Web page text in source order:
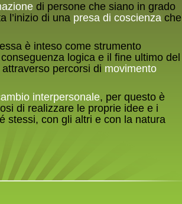
di persone che siano in grado
l’inizio di una presa di coscienza che
è inteso come strumento
logica e il fine ultimo del
percorsi di movimento
interpersonale, per questo è
di realizzare le proprie idee e i
stessi, con gli altri e con la natura